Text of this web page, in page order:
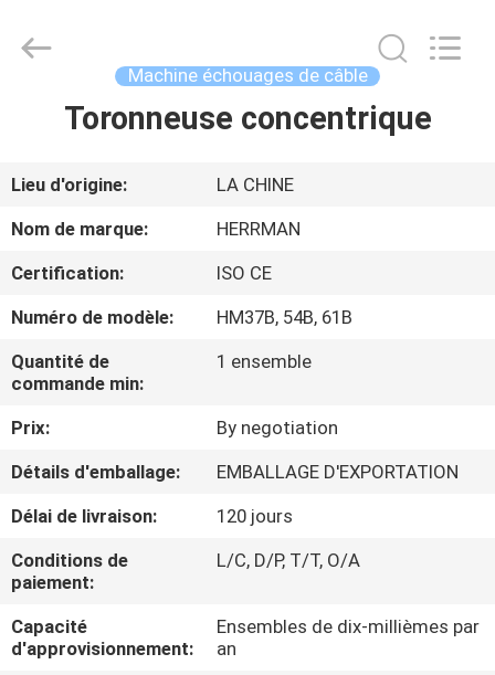
MAISON
PRODUITS
A
DE
NOUS
VISITE
D'USINE
CONTRÔLE
DE
QUALITÉ
Rights
Reserved.
Machine échouages de câble
Toronneuse concentrique
Lieu d'origine:
LA CHINE
Nom de marque:
HERRMAN
Certification:
ISO CE
Numéro de modèle:
HM37B, 54B, 61B
Quantité de
commande min:
1 ensemble
Prix:
By negotiation
Détails d'emballage:
EMBALLAGE D'EXPORTATION
Délai de livraison:
120 jours
Conditions de
paiement:
L/C, D/P, T/T, O/A
Capacité
d'approvisionnement:
Ensembles de dix-millièmes par
an